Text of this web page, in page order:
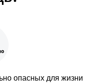
опасных для жизни